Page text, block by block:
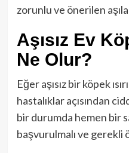
zorunlu ve önerilen
Aşısız Ev
Ne Olur?
Eğer aşısız bir köpek
hastalıklar açısından
bir durumda hemen bir
başvurulmalı ve gerekli